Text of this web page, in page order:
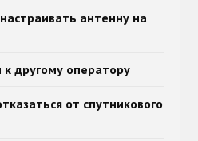
антенну на
другому оператору
от спутникового